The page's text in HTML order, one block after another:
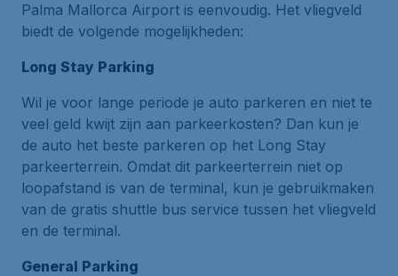
Palma Mallorca Airport is eenvoudig. Het vliegveld
biedt de volgende mogelijkheden:
Long Stay Parking
Wil je voor lange periode je auto parkeren en niet te
veel geld kwijt zijn aan parkeerkosten? Dan kun je
de auto het beste parkeren op het Long Stay
parkeerterrein. Omdat dit parkeerterrein niet op
loopafstand is van de terminal, kun je gebruikmaken
van de gratis shuttle bus service tussen het vliegveld
en de terminal.
General Parking